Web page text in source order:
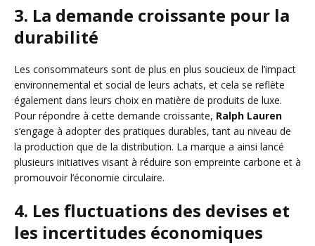
3. La demande croissante pour la
durabilité
Les consommateurs sont de plus en plus soucieux de l’impact
environnemental et social de leurs achats, et cela se reflète
également dans leurs choix en matière de produits de luxe.
Pour répondre à cette demande croissante, Ralph Lauren
s’engage à adopter des pratiques durables, tant au niveau de
la production que de la distribution. La marque a ainsi lancé
plusieurs initiatives visant à réduire son empreinte carbone et à
promouvoir l’économie circulaire.
4. Les fluctuations des devises et
les incertitudes économiques